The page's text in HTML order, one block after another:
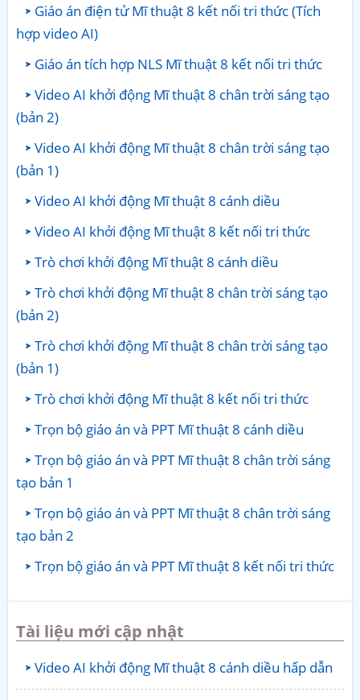
Giáo án điện tử Mĩ thuật 8 kết nối tri thức (Tích
hợp video AI)
Giáo án tích hợp NLS Mĩ thuật 8 kết nối tri thức
Video AI khởi động Mĩ thuật 8 chân trời sáng tạo
(bản 2)
Video AI khởi động Mĩ thuật 8 chân trời sáng tạo
(bản 1)
Video AI khởi động Mĩ thuật 8 cánh diều
Video AI khởi động Mĩ thuật 8 kết nối tri thức
Trò chơi khởi động Mĩ thuật 8 cánh diều
Trò chơi khởi động Mĩ thuật 8 chân trời sáng tạo
(bản 2)
Trò chơi khởi động Mĩ thuật 8 chân trời sáng tạo
(bản 1)
Trò chơi khởi động Mĩ thuật 8 kết nối tri thức
Trọn bộ giáo án và PPT Mĩ thuật 8 cánh diều
Trọn bộ giáo án và PPT Mĩ thuật 8 chân trời sáng
tạo bản 1
Trọn bộ giáo án và PPT Mĩ thuật 8 chân trời sáng
tạo bản 2
Trọn bộ giáo án và PPT Mĩ thuật 8 kết nối tri thức
Tài liệu mới cập nhật
Video AI khởi động Mĩ thuật 8 cánh diều hấp dẫn